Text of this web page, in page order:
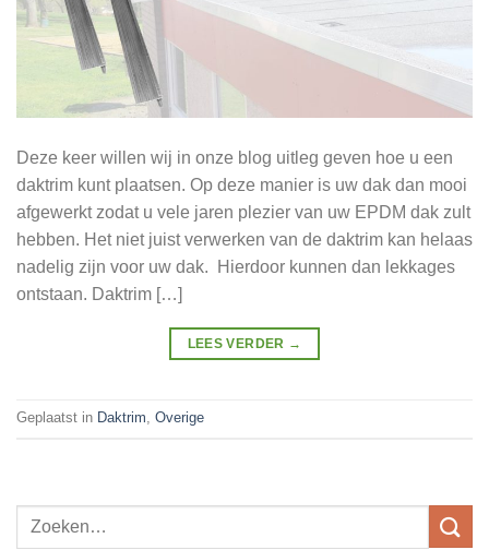
Deze keer willen wij in onze blog uitleg geven hoe u een
daktrim kunt plaatsen. Op deze manier is uw dak dan mooi
afgewerkt zodat u vele jaren plezier van uw EPDM dak zult
hebben. Het niet juist verwerken van de daktrim kan helaas
nadelig zijn voor uw dak. Hierdoor kunnen dan lekkages
ontstaan. Daktrim […]
LEES VERDER →
Geplaatst in Daktrim, Overige